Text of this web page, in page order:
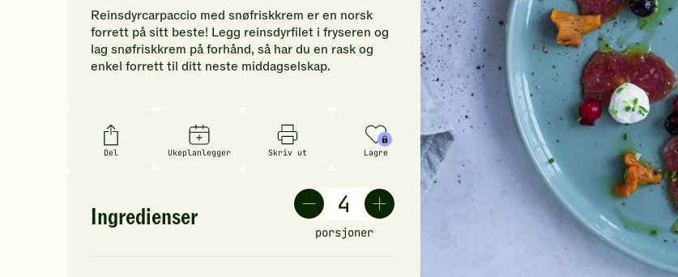
å
vurdere
denne
oppskriften.
Reinsdyrcarpaccio med snøfriskkrem er en norsk
forrett på sitt beste! Legg reinsdyrfilet i fryseren og
lag snøfriskkrem på forhånd, så har du en rask og
enkel forrett til ditt neste middagselskap.
Del Ukeplanlegger Skriv ut Lagre
Ingredienser
porsjoner